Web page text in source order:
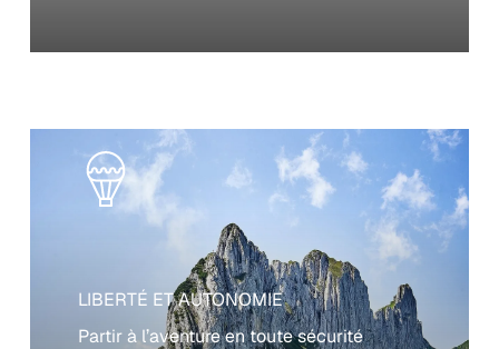
LIBERTÉ ET AUTONOMIE
Partir à l’aventure en toute sécurité